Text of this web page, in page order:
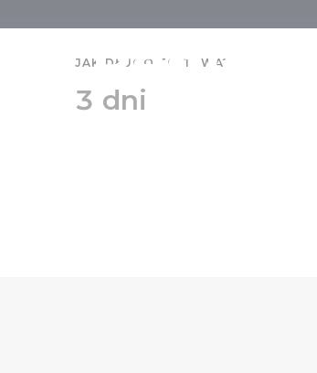
Region
JAK DŁUGO TO TRWA?
3 dni